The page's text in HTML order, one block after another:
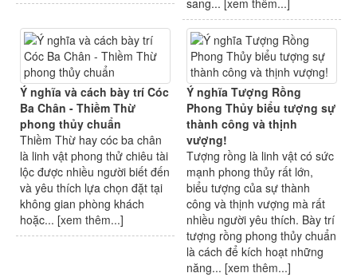
sang... [ xem thêm...
Ý nghĩa và cách bày trí Cóc
Ba Chân - Thiềm Thừ
phong thủy chuẩn
Thiềm Thừ hay cóc ba chân
là linh vật phong thử chiêu tài
lộc được nhiều người biết đến
và yêu thích lựa chọn đặt tại
không gian phòng khách
hoặc... [xem thêm...]
Ý nghĩa Tượng Rồng
Phong Thủy biểu tượng sự
thành công và thịnh
vượng!
Tượng rồng là linh vật có sức
mạnh phong thủy rất lớn,
biểu tượng của sự thành
công và thịnh vượng mà rất
nhiều người yêu thích. Bày trí
tượng rồng phong thủy chuẩn
là cách để kích hoạt những
năng... [xem thêm...]